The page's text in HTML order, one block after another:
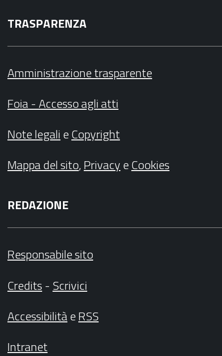
TRASPARENZA
Amministrazione trasparente
Foia - Accesso agli atti
Note legalieCopyright
Mappa del sito,PrivacyeCookies
REDAZIONE
Responsabile sito
Credits- Scrivici
AccessibilitàeRSS
Intranet